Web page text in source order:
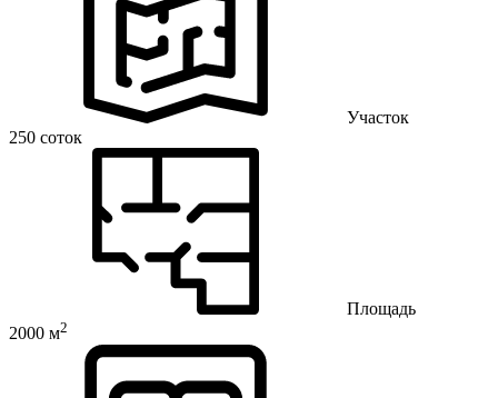
Участок
250 соток
Площадь
2000 м2